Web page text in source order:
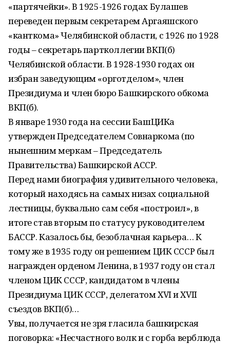
«партячейки». В 1925-1926 годах Булашев
переведен первым секретарем Аргаяшского
«канткома» Челябинской области, с 1926 по 1928
годы – секретарь партколлегии ВКП(б)
Челябинской области. В 1928-1930 годах он
избран заведующим «орготделом», член
Президиума и член бюро Башкирского обкома
ВКП(б).
В январе 1930 года на сессии БашЦИКа
утвержден Председателем Совнаркома (по
нынешним меркам – Председатель
Правительства) Башкирской АССР.
Перед нами биография удивительного человека,
который находясь на самых низах социальной
лестницы, буквально сам себя «построил», в
итоге став вторым по статусу руководителем
БАССР. Казалось бы, безоблачная карьера… К
тому же в 1935 году он решением ЦИК СССР был
награжден орденом Ленина, в 1937 году он стал
членом ЦИК СССР, кандидатом в члены
Президиума ЦИК СССР, делегатом XVI и XVII
съездов ВКП(б)…
Увы, получается не зря гласила башкирская
поговорка: «Несчастного волк и с горба верблюда